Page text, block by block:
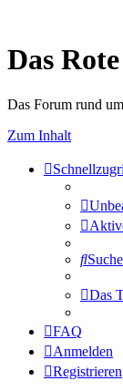
Das
Das Forum rund
Zum Inhalt
Suche
Das
FAQ
Anmelden
Registrieren